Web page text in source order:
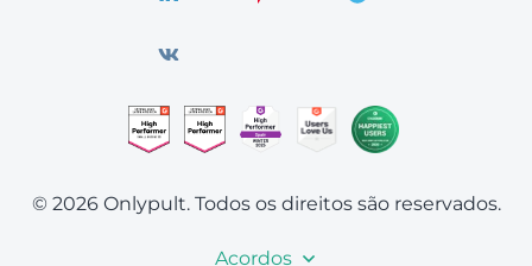
© 2026 Onlypult. Todos os direitos são reservados.
Acordos